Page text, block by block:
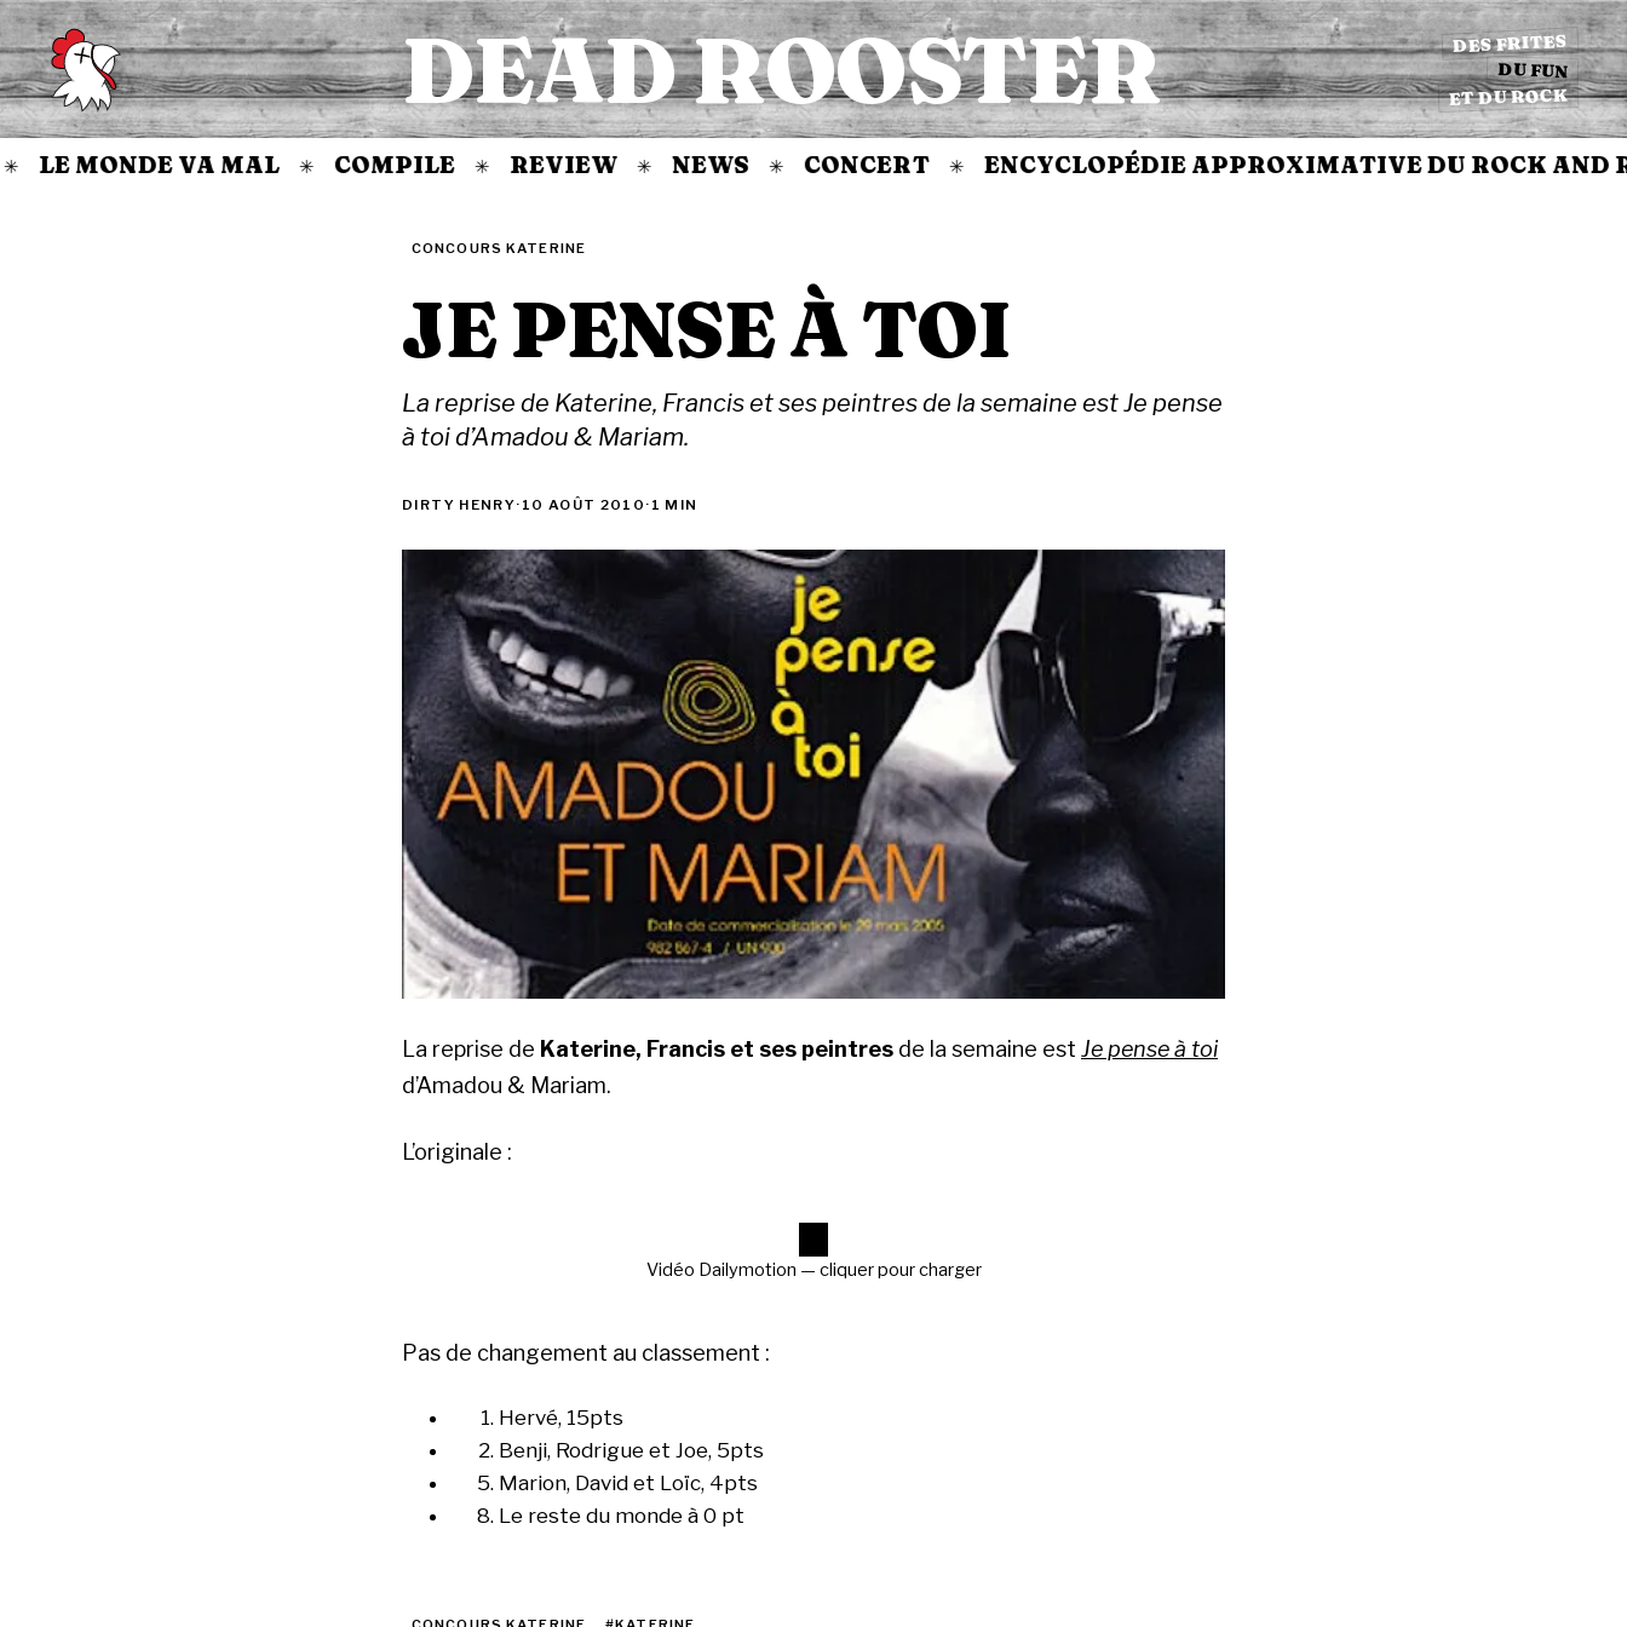
Accueil DEAD ROOSTER DES FRITES
DU FUN
ET DU ROCK
LE MONDE VA MAL ✳ COMPILE ✳ REVIEW ✳ NEWS ✳ CONCERT ✳ ENCYCLOPÉDIE APPROXIMATIVE DU ROCK AND
CONCOURS KATERINE
JE PENSE À TOI
La reprise de Katerine, Francis et ses peintres de la semaine est Je pense
à toi d’Amadou & Mariam.
DIRTY HENRY· 10 AOÛT 2010 · 1 MIN
La reprise de Katerine, Francis et ses peintres de la semaine est Je pense à toi
d’Amadou & Mariam.
L’originale :
Vidéo Dailymotion — cliquer pour charger
Pas de changement au classement :
Hervé, 15pts
Benji, Rodrigue et Joe, 5pts
Marion, David et Loïc, 4pts
Le reste du monde à 0 pt